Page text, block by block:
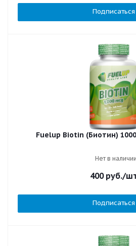
Подписаться
Fuelup Biotin (Биотин)
Нет в наличии
400руб./
Подписаться